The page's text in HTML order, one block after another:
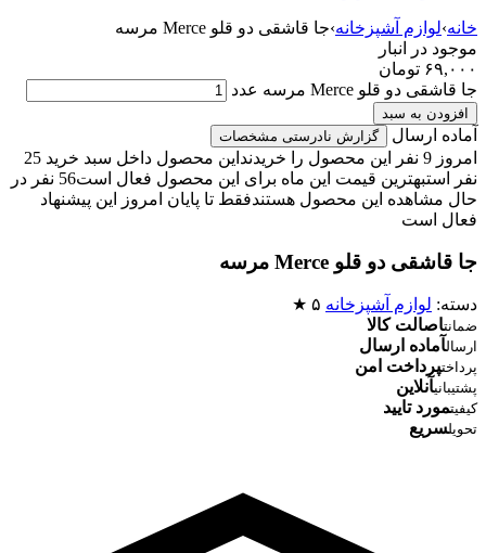
خانه›لوازم آشپزخانه›جا قاشقی دو قلو Merce مرسه
موجود در انبار
۶۹,۰۰۰ تومان
جا قاشقی دو قلو Merce مرسه عدد
افزودن به سبد
آماده ارسال گزارش نادرستی مشخصات
امروز 9 نفر این محصول را خریدند
این محصول داخل سبد خرید 25
نفر استبهترین قیمت این ماه برای این محصول فعال است
56 نفر در
حال مشاهده این محصول هستندفقط تا پایان امروز این پیشنهاد
فعال است
جا قاشقی دو قلو Merce مرسه
دسته: لوازم آشپزخانه ۵ ★
ضمانتاصالت کالا
ارسالآماده ارسال
پرداختپرداخت امن
پشتیبانیآنلاین
کیفیتمورد تایید
تحویلسریع